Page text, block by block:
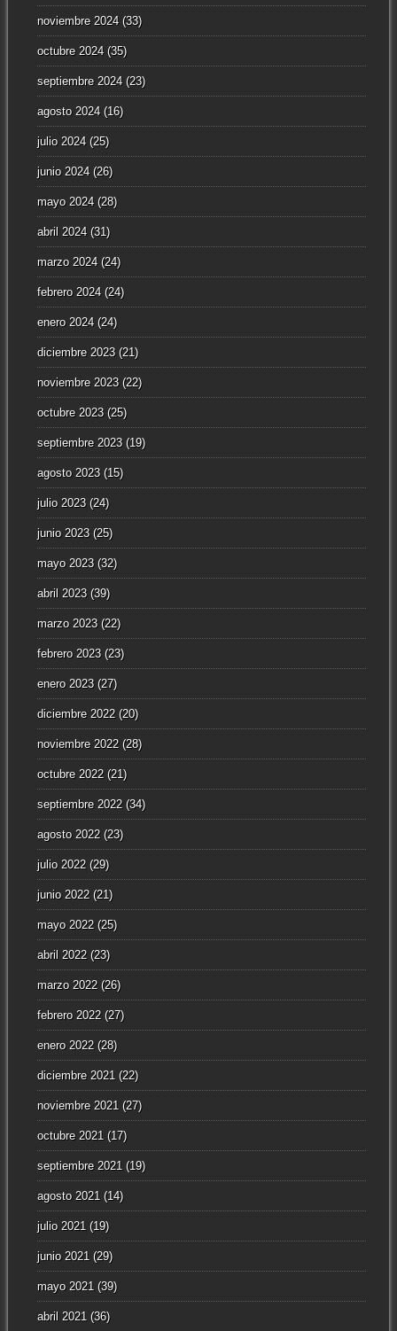
noviembre 2024(33)
octubre 2024(35)
septiembre 2024(23)
agosto 2024(16)
julio 2024(25)
junio 2024(26)
mayo 2024(28)
abril 2024(31)
marzo 2024(24)
febrero 2024(24)
enero 2024(24)
diciembre 2023(21)
noviembre 2023(22)
octubre 2023(25)
septiembre 2023(19)
agosto 2023(15)
julio 2023(24)
junio 2023(25)
mayo 2023(32)
abril 2023(39)
marzo 2023(22)
febrero 2023(23)
enero 2023(27)
diciembre 2022(20)
noviembre 2022(28)
octubre 2022(21)
septiembre 2022(34)
agosto 2022(23)
julio 2022(29)
junio 2022(21)
mayo 2022(25)
abril 2022(23)
marzo 2022(26)
febrero 2022(27)
enero 2022(28)
diciembre 2021(22)
noviembre 2021(27)
octubre 2021(17)
septiembre 2021(19)
agosto 2021(14)
julio 2021(19)
junio 2021(29)
mayo 2021(39)
abril 2021(36)